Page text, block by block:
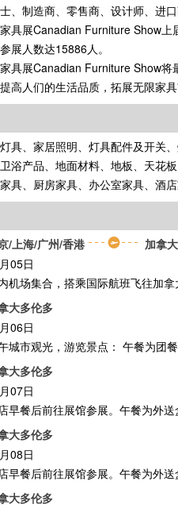
、制造商、零售商、设计师、进
具展Canadian Furniture Show上
展人数达15886人。
具展Canadian Furniture Show
高人们的生活品质，拓展无限家具
具、家居照明、灯具配件及开关
浴产品、地面材料、地板、天花
具、厨房家具、办公室家具、酒
/上海/广州/香港
加拿
05日
机场集合，搭乘国际航班飞往加
大多伦多
06日
城市观光，游览景点： 午餐为团
大多伦多
07日
早餐后前往展馆参展。午餐为外送
大多伦多
08日
早餐后前往展馆参展。午餐为外送
大多伦多